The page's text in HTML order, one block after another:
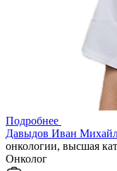
Подробнее
Давыдов Иван
онкологии, высшая
Онколог